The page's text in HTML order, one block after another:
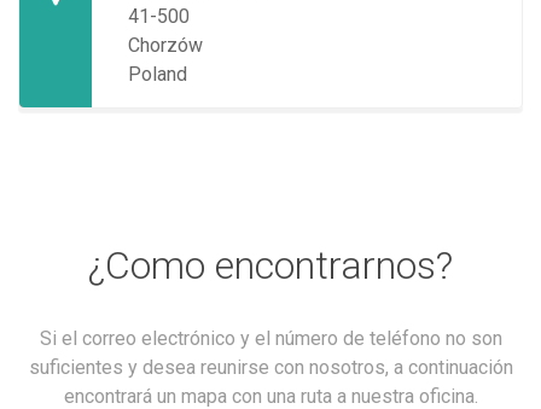
41-500
Chorzów
Poland
¿Como encontrarnos?
Si el correo electrónico y el número de teléfono no son
suficientes y desea reunirse con nosotros, a continuación
encontrará un mapa con una ruta a nuestra oficina.